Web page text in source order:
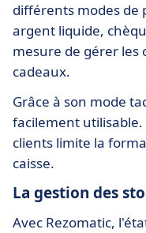
différents modes de
argent liquide,
mesure de gérer les
cadeaux.
Grâce à son mode
facilement utilisable.
clients limite la
caisse.
La gestion des
Avec Rezomatic,